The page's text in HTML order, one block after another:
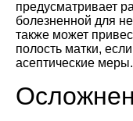
предусматривает
болезненной для
также может
полость матки,
асептические меры.